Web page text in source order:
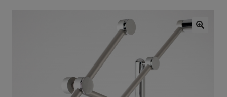
Allgemeine Geschäftsbedingungen (AGB)